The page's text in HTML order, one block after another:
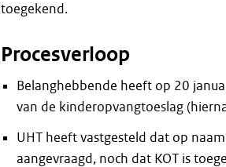
toegekend.
Procesverloop
Belanghebbende heeft op 20
van de kinderopvangtoeslag
UHT heeft vastgesteld dat op
aangevraagd, noch dat KOT is